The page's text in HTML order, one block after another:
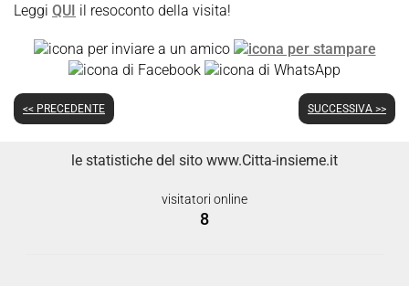
Leggi QUI il resoconto della visita!
<< PRECEDENTE SUCCESSIVA >>
le statistiche del sito www.Citta-insieme.it
visitatori online
8